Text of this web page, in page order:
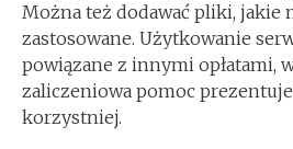
Można też dodawać pliki, jakie
zastosowane. Użytkowanie
powiązane z innymi opłatami,
zaliczeniowa pomoc
korzystniej.